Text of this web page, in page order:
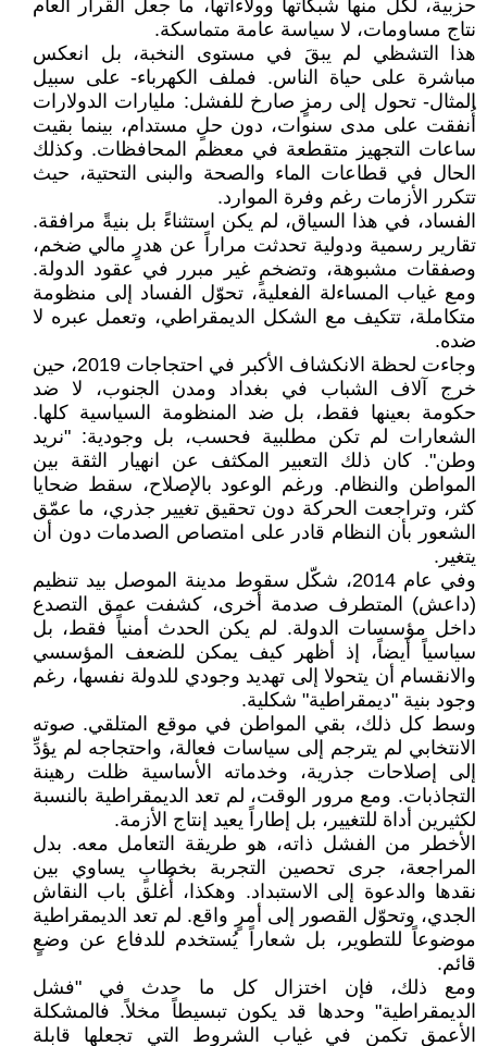
حزبية، لكل منها شبكاتها وولاءاتها، ما جعل القرار العام
نتاج مساومات، لا سياسة عامة متماسكة.
هذا التشظي لم يبقَ في مستوى النخبة، بل انعكس
مباشرة على حياة الناس. فملف الكهرباء- على سبيل
المثال- تحول إلى رمزٍ صارخ للفشل: مليارات الدولارات
أُنفقت على مدى سنوات، دون حلٍ مستدام، بينما بقيت
ساعات التجهيز متقطعة في معظم المحافظات. وكذلك
الحال في قطاعات الماء والصحة والبنى التحتية، حيث
تتكرر الأزمات رغم وفرة الموارد.
الفساد، في هذا السياق، لم يكن استثناءً بل بنيةً مرافقة.
تقارير رسمية ودولية تحدثت مراراً عن هدرٍ مالي ضخم،
وصفقات مشبوهة، وتضخمٍ غير مبرر في عقود الدولة.
ومع غياب المساءلة الفعلية، تحوّل الفساد إلى منظومة
متكاملة، تتكيف مع الشكل الديمقراطي، وتعمل عبره لا
ضده.
وجاءت لحظة الانكشاف الأكبر في احتجاجات 2019، حين
خرج آلاف الشباب في بغداد ومدن الجنوب، لا ضد
حكومة بعينها فقط، بل ضد المنظومة السياسية كلها.
الشعارات لم تكن مطلبية فحسب، بل وجودية: "نريد
وطن". كان ذلك التعبير المكثف عن انهيار الثقة بين
المواطن والنظام. ورغم الوعود بالإصلاح، سقط ضحايا
كثر، وتراجعت الحركة دون تحقيق تغيير جذري، ما عمّق
الشعور بأن النظام قادر على امتصاص الصدمات دون أن
يتغير.
وفي عام 2014، شكّل سقوط مدينة الموصل بيد تنظيم
(داعش) المتطرف صدمة أخرى، كشفت عمق التصدع
داخل مؤسسات الدولة. لم يكن الحدث أمنياً فقط، بل
سياسياً أيضاً، إذ أظهر كيف يمكن للضعف المؤسسي
والانقسام أن يتحولا إلى تهديد وجودي للدولة نفسها، رغم
وجود بنية "ديمقراطية" شكلية.
وسط كل ذلك، بقي المواطن في موقع المتلقي. صوته
الانتخابي لم يترجم إلى سياسات فعالة، واحتجاجه لم يؤدِّ
إلى إصلاحات جذرية، وخدماته الأساسية ظلت رهينة
التجاذبات. ومع مرور الوقت، لم تعد الديمقراطية بالنسبة
لكثيرين أداة للتغيير، بل إطاراً يعيد إنتاج الأزمة.
الأخطر من الفشل ذاته، هو طريقة التعامل معه. بدل
المراجعة، جرى تحصين التجربة بخطابٍ يساوي بين
نقدها والدعوة إلى الاستبداد. وهكذا، أُغلق باب النقاش
الجدي، وتحوّل القصور إلى أمرٍ واقع. لم تعد الديمقراطية
موضوعاً للتطوير، بل شعاراً يُستخدم للدفاع عن وضعٍ
قائم.
ومع ذلك، فإن اختزال كل ما حدث في "فشل
الديمقراطية" وحدها قد يكون تبسيطاً مخلاً. فالمشكلة
الأعمق تكمن في غياب الشروط التي تجعلها قابلة